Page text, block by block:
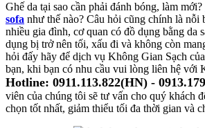
Ghế da tại sao cần phải đánh bóng, làm mới?
sofa như thế nào? Câu hỏi cũng chính là nỗi
nhiều gia đình, cơ quan có đồ dụng bằng da
dụng bị trở nên tối, xấu đi và không còn
hỏi đấy hãy để dịch vụ Không Gian Sạch
bạn, khi bạn có nhu cầu vui lòng liên hệ với
Hotline: 0911.113.822(HN) -
viên của chúng tôi sẽ tư vấn cho quý khách
chọn tốt nhất, giảm thiểu tối đa thời gian và